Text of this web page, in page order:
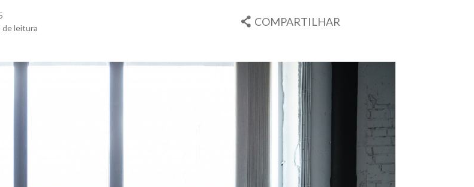
de leitura
COMPARTILHAR